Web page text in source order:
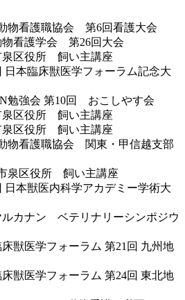
物看護職協会 第6回看護大会
看護学会 第26回大会
区役所 飼い主講座
本臨床獣医学フォーラム記念大
勉強会 第10回 おこしやす会
区役所 飼い主講座
区役所 飼い主講座
物看護職協会 関東・甲信越支部
泉区役所 飼い主講座
本獣医内科学アカデミー学術大
カナン ベテリナリーシンポジウ
獣医学フォーラム 第21回 九州地
獣医学フォーラム 第24回 東北地